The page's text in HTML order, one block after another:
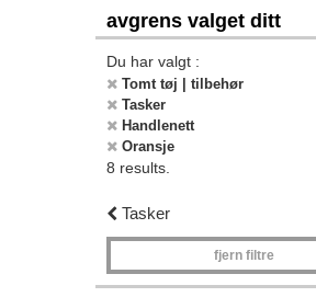
avgrens valget ditt
Du har valgt :
Tomt tøj | tilbehør
Tasker
Handlenett
Oransje
8 results.
Tasker
fjern filtre